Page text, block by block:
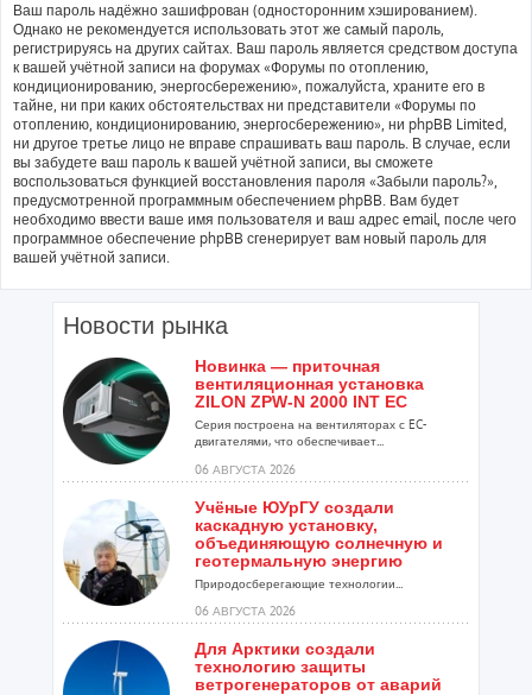
Ваш пароль надёжно зашифрован (односторонним хэшированием).
Однако не рекомендуется использовать этот же самый пароль,
регистрируясь на других сайтах. Ваш пароль является средством доступа
к вашей учётной записи на форумах «Форумы по отоплению,
кондиционированию, энергосбережению», пожалуйста, храните его в
тайне, ни при каких обстоятельствах ни представители «Форумы по
отоплению, кондиционированию, энергосбережению», ни phpBB Limited,
ни другое третье лицо не вправе спрашивать ваш пароль. В случае, если
вы забудете ваш пароль к вашей учётной записи, вы сможете
воспользоваться функцией восстановления пароля «Забыли пароль?»,
предусмотренной программным обеспечением phpBB. Вам будет
необходимо ввести ваше имя пользователя и ваш адрес email, после чего
программное обеспечение phpBB сгенерирует вам новый пароль для
вашей учётной записи.
Новости рынка
Новинка — приточная
вентиляционная установка
ZILON ZPW-N 2000 INT EC
Серия построена на вентиляторах с EC-
двигателями, что обеспечивает...
06 АВГУСТА 2026
Учёные ЮУрГУ создали
каскадную установку,
объединяющую солнечную и
геотермальную энергию
Природосберегающие технологии...
06 АВГУСТА 2026
Для Арктики создали
технологию защиты
ветрогенераторов от аварий